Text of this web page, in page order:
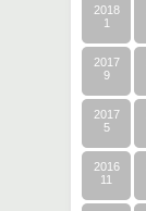
2018
1
2017
9
2017
5
2016
11